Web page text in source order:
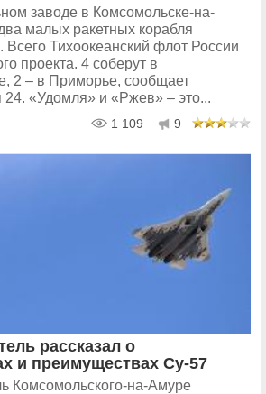
заводе в Комсомольске-на-
малых ракетных корабля
Тихоокеанский флот России
проекта. 4 соберут в
2 – в Приморье, сообщает
24. «Удомля» и «Ржев» – это...
1 109 9
рассказал о
и преимуществах Су-57
Комсомольского-на-Амуре